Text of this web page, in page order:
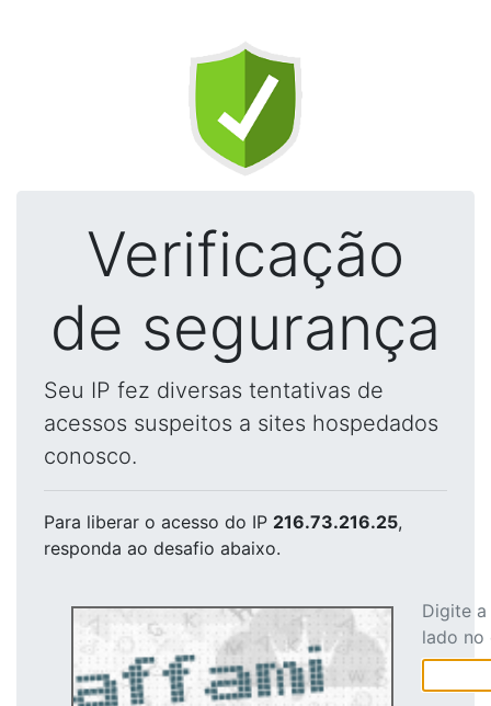
Verificação
de segurança
Seu IP fez diversas tentativas de
acessos suspeitos a sites hospedados
conosco.
Para liberar o acesso do IP 216.73.216.25,
responda ao desafio abaixo.
Digite
lado no